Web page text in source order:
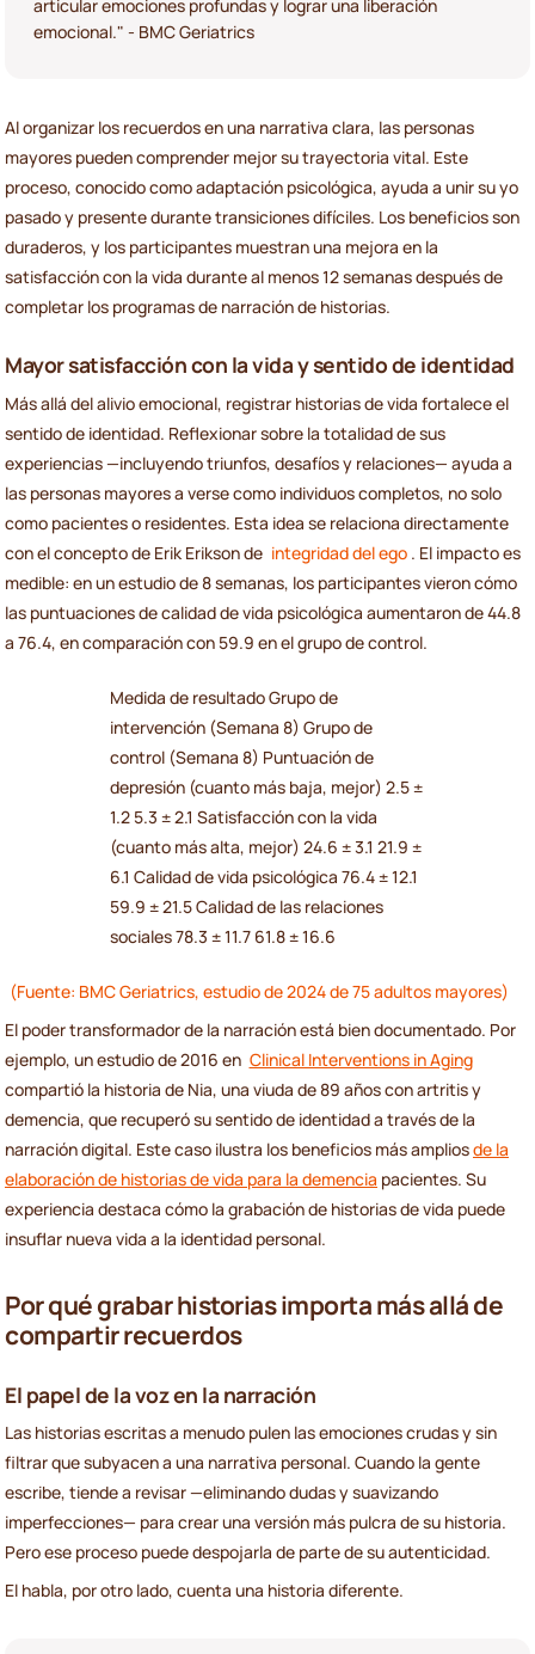
articular emociones profundas y lograr una liberación
emocional." - BMC Geriatrics
Al organizar los recuerdos en una narrativa clara, las personas
mayores pueden comprender mejor su trayectoria vital. Este
proceso, conocido como adaptación psicológica, ayuda a unir su yo
pasado y presente durante transiciones difíciles. Los beneficios son
duraderos, y los participantes muestran una mejora en la
satisfacción con la vida durante al menos 12 semanas después de
completar los programas de narración de historias.
Mayor satisfacción con la vida y sentido de identidad
Más allá del alivio emocional, registrar historias de vida fortalece el
sentido de identidad. Reflexionar sobre la totalidad de sus
experiencias —incluyendo triunfos, desafíos y relaciones— ayuda a
las personas mayores a verse como individuos completos, no solo
como pacientes o residentes. Esta idea se relaciona directamente
con el concepto de Erik Erikson de integridad del ego . El impacto es
medible: en un estudio de 8 semanas, los participantes vieron cómo
las puntuaciones de calidad de vida psicológica aumentaron de 44.8
a 76.4, en comparación con 59.9 en el grupo de control.
Medida de resultado Grupo de
intervención (Semana 8) Grupo de
control (Semana 8) Puntuación de
depresión (cuanto más baja, mejor) 2.5 ±
1.2 5.3 ± 2.1 Satisfacción con la vida
(cuanto más alta, mejor) 24.6 ± 3.1 21.9 ±
6.1 Calidad de vida psicológica 76.4 ± 12.1
59.9 ± 21.5 Calidad de las relaciones
sociales 78.3 ± 11.7 61.8 ± 16.6
(Fuente: BMC Geriatrics, estudio de 2024 de 75 adultos mayores)
El poder transformador de la narración está bien documentado. Por
ejemplo, un estudio de 2016 en Clinical Interventions in Aging
compartió la historia de Nia, una viuda de 89 años con artritis y
demencia, que recuperó su sentido de identidad a través de la
narración digital. Este caso ilustra los beneficios más ampliosde la
elaboración de historias de vida para la demencia pacientes. Su
experiencia destaca cómo la grabación de historias de vida puede
insuflar nueva vida a la identidad personal.
Por qué grabar historias importa más allá de
compartir recuerdos
El papel de la voz en la narración
Las historias escritas a menudo pulen las emociones crudas y sin
filtrar que subyacen a una narrativa personal. Cuando la gente
escribe, tiende a revisar —eliminando dudas y suavizando
imperfecciones— para crear una versión más pulcra de su historia.
Pero ese proceso puede despojarla de parte de su autenticidad.
El habla, por otro lado, cuenta una historia diferente.